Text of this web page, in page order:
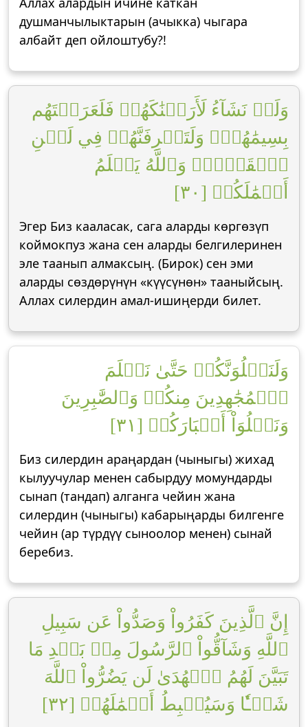
душманчылыктарын (ачыкка) чыгара
албайт деп ойлоштубу?!
وَلَوۡ نَشَآءُ لَأَرَيۡنَٰكَهُمۡ فَلَعَرَفۡتَهُم
بِسِيمَٰهُمۡۚ وَلَتَعۡرِفَنَّهُمۡ فِي لَحۡنِ
ٱلۡقَوۡلِۚ وَٱللَّهُ يَعۡلَمُ
أَعۡمَٰلَكُمۡ [٣٠]
Эгер Биз кааласак, сага аларды көргөзүп
коймокпуз жана сен аларды белгилеринен
эле таанып алмаксың. (Бирок) сен эми
аларды сөздөрүнүн «күүсүнөн» тааныйсың.
Аллах силердин амал-ишиңерди билет.
وَلَنَبۡلُوَنَّكُمۡ حَتَّىٰ نَعۡلَمَ
ٱلۡمُجَٰهِدِينَ مِنكُمۡ وَٱلصَّٰبِرِينَ
وَنَبۡلُوَاْ أَخۡبَارَكُمۡ [٣١]
Биз силердин араңардан (чыныгы) жихад
кылуучулар менен сабырдуу момундарды
сынап (тандап) алганга чейин жана
силердин (чыныгы) кабарыңарды билгенге
чейин (ар түрдүү сыноолор менен) сынай
беребиз.
إِنَّ ٱلَّذِينَ كَفَرُواْ وَصَدُّواْ عَن سَبِيلِ
ٱللَّهِ وَشَآقُّواْ ٱلرَّسُولَ مِنۢ بَعۡدِ مَا
تَبَيَّنَ لَهُمُ ٱلۡهُدَىٰ لَن يَضُرُّواْ ٱللَّهَ
شَيۡـٔٗا وَسَيُحۡبِطُ أَعۡمَٰلَهُمۡ [٣٢]